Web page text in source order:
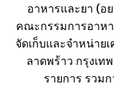
อาหารและยา (อ
คณะกรรมการอาห
จัดเก็บและจำหน่าย
ลาดพร้าว กรุงเ
รายการ รวม